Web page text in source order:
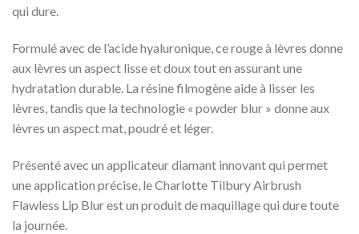
qui dure.
Formulé avec de l’acide hyaluronique, ce rouge à lèvres donne
aux lèvres un aspect lisse et doux tout en assurant une
hydratation durable. La résine filmogène aide à lisser les
lèvres, tandis que la technologie « powder blur » donne aux
lèvres un aspect mat, poudré et léger.
Présenté avec un applicateur diamant innovant qui permet
une application précise, le Charlotte Tilbury Airbrush
Flawless Lip Blur est un produit de maquillage qui dure toute
la journée.